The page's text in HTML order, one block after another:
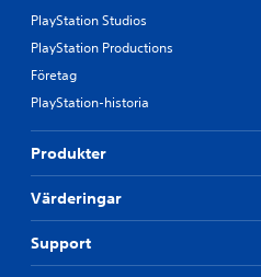
PlayStation Studios
PlayStation Productions
Företag
PlayStation-historia
Produkter
Värderingar
Support